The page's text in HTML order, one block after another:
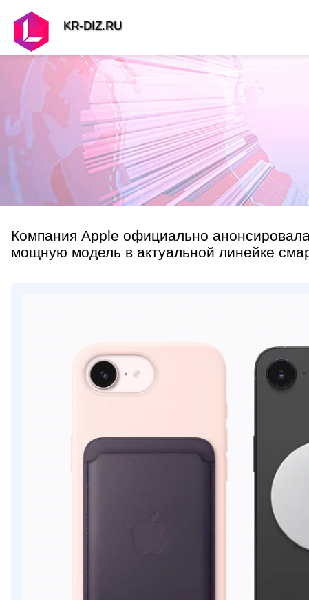
Компания Apple официально
мощную модель в актуальной линейке
KR-DIZ.RU